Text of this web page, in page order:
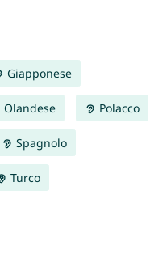
Giapponese
Olandese Polacco
Spagnolo
Turco